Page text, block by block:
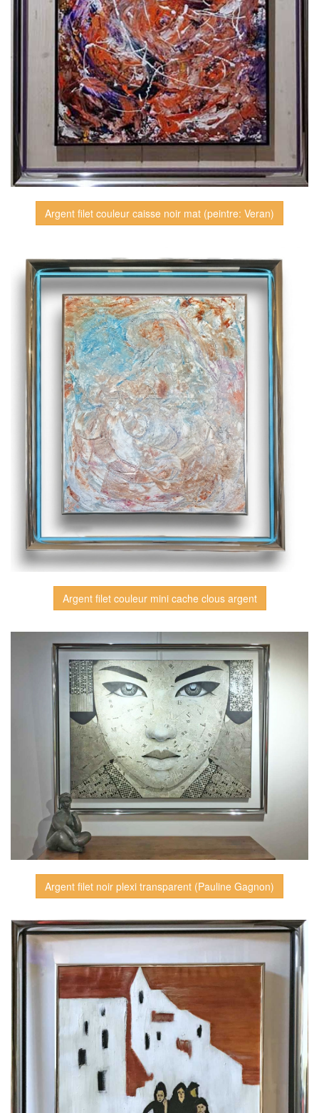
Argent filet couleur caisse noir mat (peintre: Veran)
Argent filet couleur mini cache clous argent
Argent filet noir plexi transparent (Pauline Gagnon)